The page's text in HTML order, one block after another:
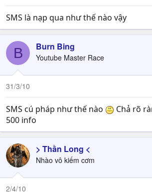
SMS là nạp qua như thế nào vậy
B Burn Bing
Youtube Master Race
31/3/10
SMS cú pháp như thế nào
Chả rõ
500 info
> Thần Long <
Nhào vô kiếm cơm
2/4/10